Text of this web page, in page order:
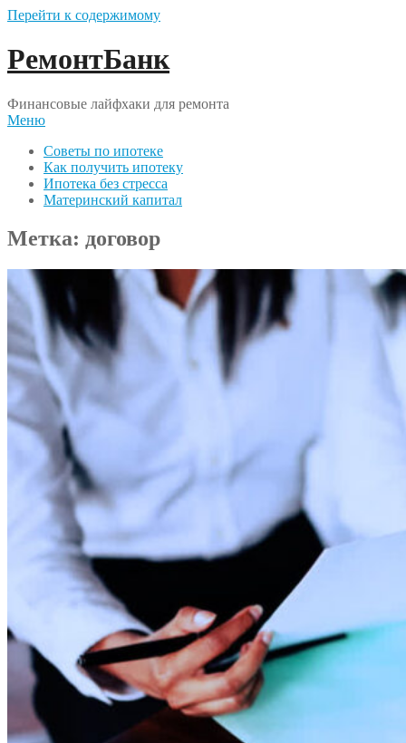
Перейти к содержимому
РемонтБанк
Финансовые лайфхаки для ремонта
Меню
Советы по ипотеке
Как получить ипотеку
Ипотека без стресса
Материнский капитал
Метка: договор